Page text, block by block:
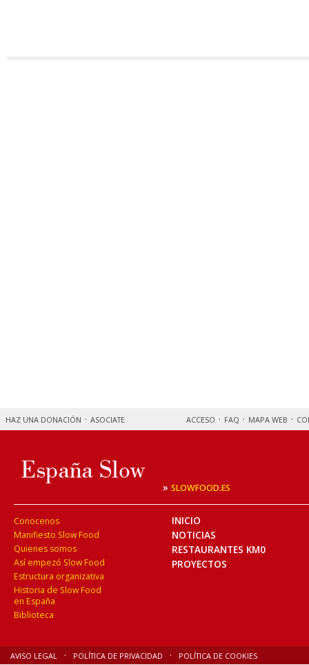
HAZ UNA DONACIÓN ASOCIATE ACCESO FAQ MAPA WEB
» SLOWFOOD.ES
Conocenos
Manifiesto Slow Food
Quienes somos
Así empezó Slow Food
Estructura organizativa
Historia de Slow Food
en España
Biblioteca
INICIO
NOTICIAS
RESTAURANTES KM0
PROYECTOS
AVISO LEGAL POLÍTICA DE PRIVACIDAD POLÍTICA DE COOKIES